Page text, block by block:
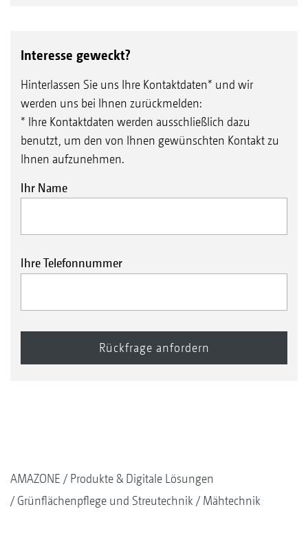
Interesse geweckt?
Hinterlassen Sie uns Ihre Kontaktdaten* und wir
werden uns bei Ihnen zurückmelden:
* Ihre Kontaktdaten werden ausschließlich dazu
benutzt, um den von Ihnen gewünschten Kontakt zu
Ihnen aufzunehmen.
Ihr Name
Ihre Telefonnummer
AMAZONE
Produkte & Digitale Lösungen
Grünflächenpflege und Streutechnik
Mähtechnik